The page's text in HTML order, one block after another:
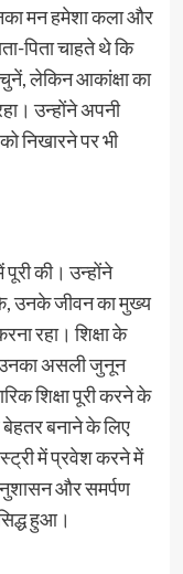
मन हमेशा कला और
पिता चाहते थे कि
लेकिन आकांक्षा का
उन्होंने अपनी
निखारने पर भी
पूरी की। उन्होंने
उनके जीवन का मुख्य
रहा। शिक्षा के
उनका असली जुनून
शिक्षा पूरी करने के
बनाने के लिए
में प्रवेश करने में
और समर्पण
हुआ।